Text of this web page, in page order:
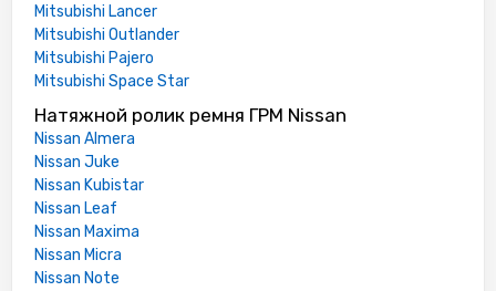
Mitsubishi Lancer
Mitsubishi Outlander
Mitsubishi Pajero
Mitsubishi Space Star
Натяжной ролик ремня ГРМ Nissan
Nissan Almera
Nissan Juke
Nissan Kubistar
Nissan Leaf
Nissan Maxima
Nissan Micra
Nissan Note